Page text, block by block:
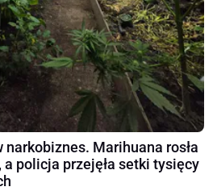
narkobiznes. Marihuana rosła
policja przejęła setki tysięcy